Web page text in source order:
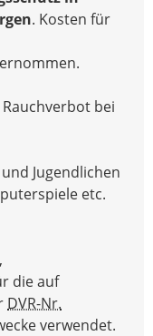
. Kosten für
bei
Jugendlichen
etc.
die auf
DVR-Nr.
verwendet.